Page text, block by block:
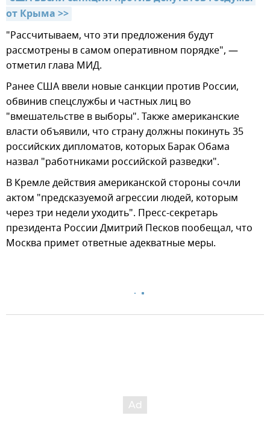
от Крыма >>
"Рассчитываем, что эти предложения будут
рассмотрены в самом оперативном порядке", —
отметил глава МИД.
Ранее США ввели новые санкции против России,
обвинив спецслужбы и частных лиц во
"вмешательстве в выборы". Также американские
власти объявили, что страну должны покинуть 35
российских дипломатов, которых Барак Обама
назвал "работниками российской разведки".
В Кремле действия американской стороны сочли
актом "предсказуемой агрессии людей, которым
через три недели уходить". Пресс-секретарь
президента России Дмитрий Песков пообещал, что
Москва примет ответные адекватные меры.